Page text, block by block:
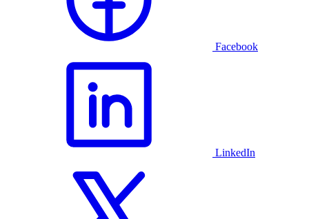
Facebook
LinkedIn